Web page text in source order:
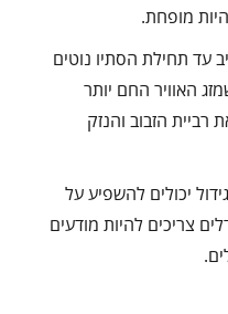
מופחת.
עד תחילת הסתיו נוטים
האוויר החם יותר
רביית הזבוב והנזק
יכולים להשפיע על
צריכים להיות מודעים